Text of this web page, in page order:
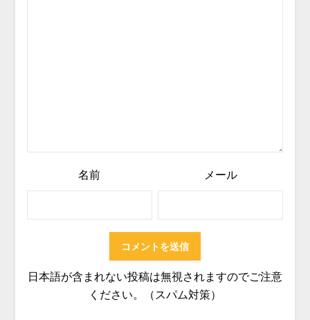
名前 メール
日本語が含まれない投稿は無視されますのでご注意
ください。（スパム対策）